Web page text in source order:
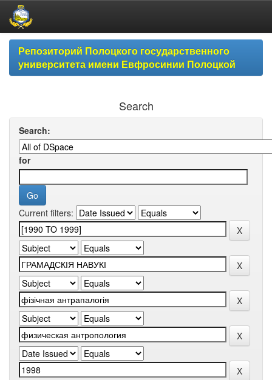
Skip
navigationРепозиторий Полоцкого государственного
университета имени Евфросинии Полоцкой
Search
Search:
for
Current filters: